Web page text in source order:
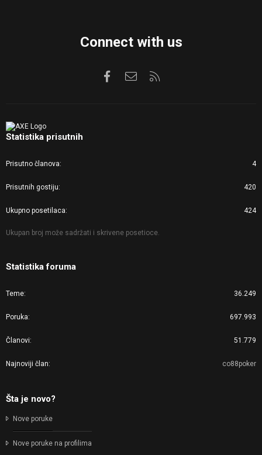
Connect with us
FacebookKontaktirajte nas
Statistika prisutnih
Prisutno članova 4
Prisutnih gostiju 420
Ukupno posetilaca 424
Ukupan broj može sadržati i skrivene posetioce.
Statistika foruma
Teme 36.249
Poruka 697.993
Članovi 51.779
Najnoviji član co88poker
Šta je novo?
Nove poruke
Nove poruke na profilima